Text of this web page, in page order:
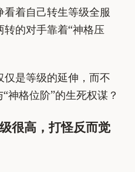
着自己转生等级全服
的对手靠着“神格压
是等级的延伸，而不
神格位阶”的生死权谋？
很高，打怪反而觉